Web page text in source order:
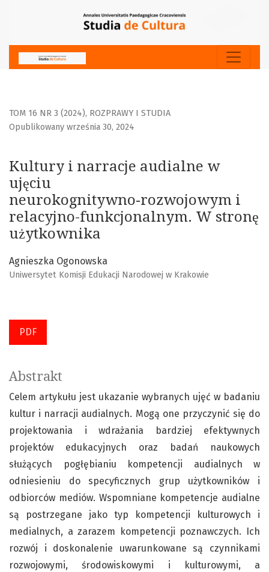
TOM 16 NR 3 (2024), ROZPRAWY I STUDIA
Kultury i narracje audialne w
ujęciu
neurokognitywno‑rozwojowym i
relacyjno-funkcjonalnym. W stronę
użytkownika
Opublikowany września 30, 2024
Agnieszka Ogonowska
Uniwersytet Komisji Edukacji Narodowej w Krakowie
PDF
Abstrakt
Celem artykułu jest ukazanie wybranych ujęć w badaniu
kultur i narracji audialnych. Mogą one przyczynić się do
projektowania i wdrażania bardziej efektywnych
projektów edukacyjnych oraz badań naukowych
służących pogłębianiu kompetencji audialnych w
odniesieniu do specyficznych grup użytkowników i
odbiorców mediów. Wspomniane kompetencje audialne
są postrzegane jako typ kompetencji kulturowych i
medialnych, a zarazem kompetencji poznawczych. Ich
rozwój i doskonalenie uwarunkowane są czynnikami
rozwojowymi, środowiskowymi i kulturowymi, a